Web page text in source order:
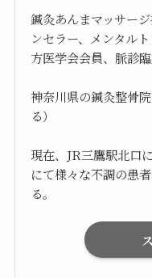
鍼灸あんまマッサー
ンセラー、メンタル
方医学会会員、脈診
神奈川県の鍼灸整骨
る）
現在、JR三鷹駅北口
にて様々な不調の患
る。